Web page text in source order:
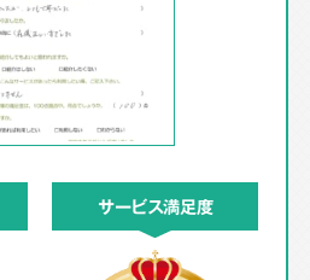
サービス満足度